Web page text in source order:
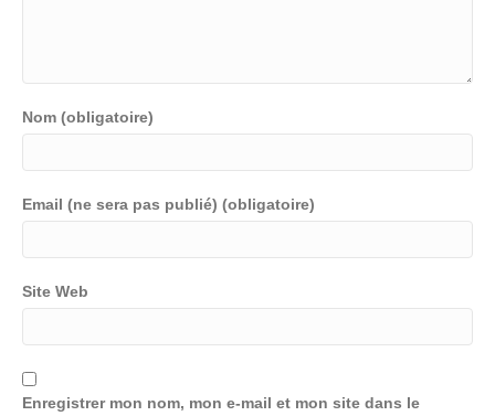
Nom (obligatoire)
Email (ne sera pas publié) (obligatoire)
Site Web
Enregistrer mon nom, mon e-mail et mon site dans le